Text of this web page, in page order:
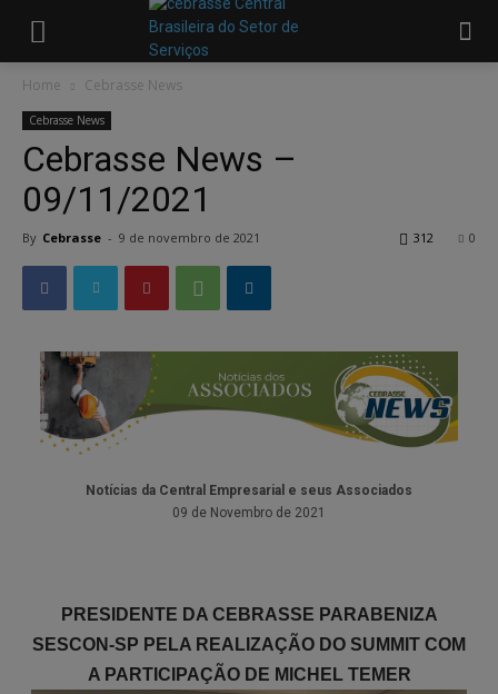
Home Cebrasse News
Cebrasse News
Cebrasse News –
09/11/2021
By Cebrasse - 9 de novembro de 2021 0
312
Notícias da Central Empresarial e seus Associados
09 de Novembro de 2021
PRESIDENTE DA CEBRASSE PARABENIZA
SESCON-SP PELA REALIZAÇÃO DO SUMMIT COM
A PARTICIPAÇÃO DE MICHEL TEMER